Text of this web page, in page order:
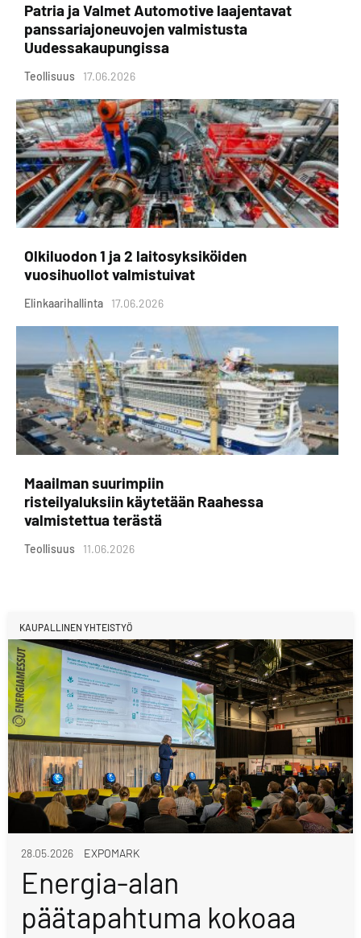
Patria ja Valmet Automotive laajentavat
panssariajoneuvojen valmistusta
Uudessakaupungissa
Teollisuus 17.06.2026
Olkiluodon 1 ja 2 laitosyksiköiden
vuosihuollot valmistuivat
Elinkaarihallinta 17.06.2026
Maailman suurimpiin
risteilyaluksiin käytetään Raahessa
valmistettua terästä
Teollisuus 11.06.2026
KAUPALLINEN YHTEISTYÖ
28.05.2026 EXPOMARK
Energia-alan
päätapahtuma kokoaa